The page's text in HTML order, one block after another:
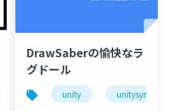
DrawSaberの愉快なラ
グドール
unity unitysync